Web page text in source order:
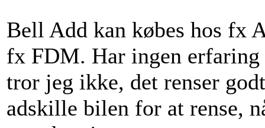
Bell Add kan købes hos fx
fx FDM. Har ingen erfaring
tror jeg ikke, det renser
adskille bilen for at rense,